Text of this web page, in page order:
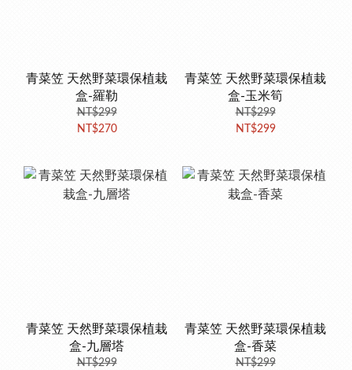
青菜笠 天然野菜環保植栽
盒-羅勒
NT$299
NT$270
青菜笠 天然野菜環保植栽
盒-玉米筍
NT$299
NT$299
青菜笠 天然野菜環保植栽
盒-九層塔
NT$299
青菜笠 天然野菜環保植栽
盒-香菜
NT$299